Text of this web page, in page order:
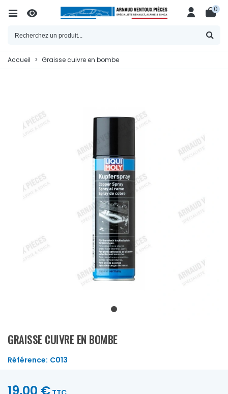
0
Accueil > Graisse cuivre en bombe
GRAISSE CUIVRE EN BOMBE
Référence: C013
19,00 €